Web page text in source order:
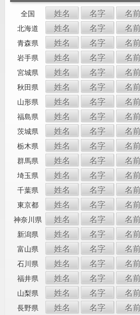
全国 姓名 名字 名
北海道 姓名 名字 名
青森県 姓名 名字 名
岩手県 姓名 名字 名
宮城県 姓名 名字 名
秋田県 姓名 名字 名
山形県 姓名 名字 名
福島県 姓名 名字 名
茨城県 姓名 名字 名
栃木県 姓名 名字 名
群馬県 姓名 名字 名
埼玉県 姓名 名字 名
千葉県 姓名 名字 名
東京都 姓名 名字 名
神奈川県 姓名 名字 名
新潟県 姓名 名字 名
富山県 姓名 名字 名
石川県 姓名 名字 名
福井県 姓名 名字 名
山梨県 姓名 名字 名
長野県 姓名 名字 名